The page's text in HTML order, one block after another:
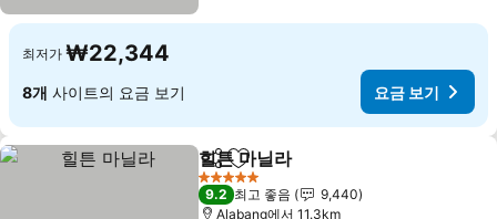
최저가 ₩22,344
8개 사이트의 요금 보기 요금 보기
공유 즐겨찾기에 추가
힐튼 마닐라
5 성급
9.2 최고 좋음
9,440
Alabang에서 11.3km